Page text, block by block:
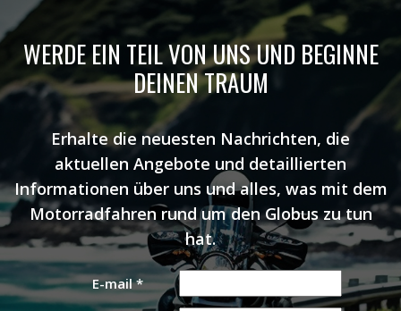
WERDE EIN TEIL VON UNS UND BEGINNE
DEINEN TRAUM
Erhalte die neuesten Nachrichten, die
aktuellen Angebote und detaillierten
Informationen über uns und alles, was mit dem
Motorradfahren rund um den Globus zu tun
hat.
E-mail*